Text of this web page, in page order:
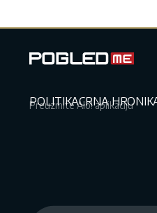
POLITIKACRNA
Preuzmite Alo! aplikaciju